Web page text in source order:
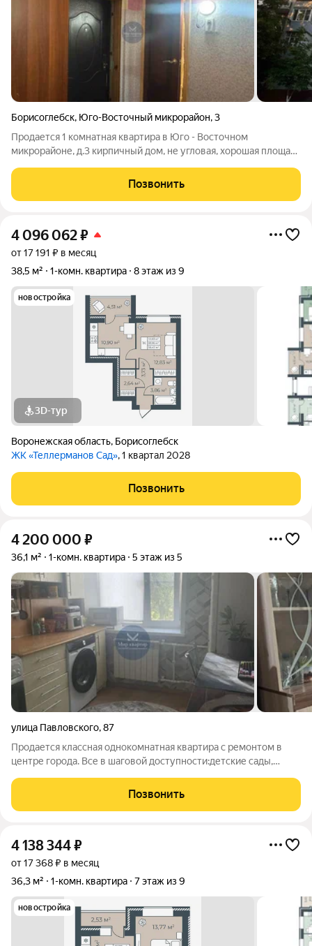
Борисоглебск, Юго-Восточный микрорайон,3
Продается 1 комнатная квартира в Юго - Восточном
микрорайоне, д.3 кирпичный дом, не угловая, хорошая площадь
дверь документы оформлены, любая форма оплаты
Позвонить
4 096 062₽
от 17 191 ₽ в месяц
38,5 м²
1-комн. квартира 8 этаж из 9
новостройка
3D-тур
Воронежская область, Борисоглебск
ЖК «Теллерманов Сад», 1 квартал 2028
Позвонить
4 200 000 ₽
36,1 м² 1-комн. квартира 5 этаж из 5
улица Павловского,87
Продается классная однокомнатная квартира с ремонтом в
центре города. Все в шаговой доступности:детские сады,
остановки, детские оборудованные площадки. Вложений
квартира не требует.
Позвонить
4 138 344₽
от 17 368 ₽ в месяц
36,3 м²
1-комн. квартира 7 этаж из 9
новостройка